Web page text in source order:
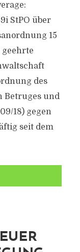
StPO über
15
geehrte
des
Betruges und
18) gegen
seit dem